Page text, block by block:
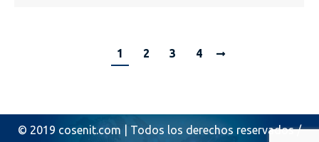
1 2 3 4
© 2019 cosenit.com | Todos los derechos reservados /